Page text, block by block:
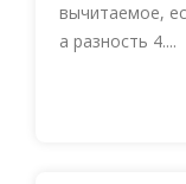
вычитаемое,
а разность 4....